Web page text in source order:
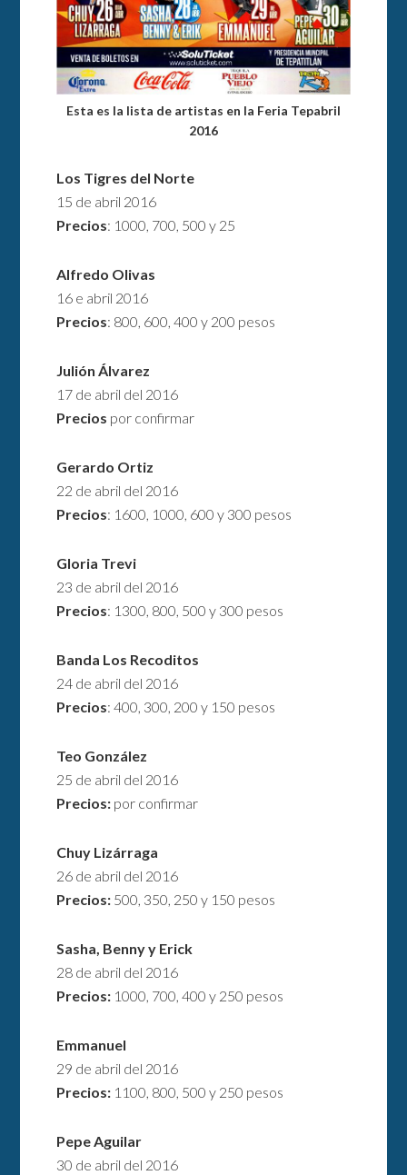
Esta es la lista de artistas en la Feria Tepabril
2016
Los Tigres del Norte
15 de abril 2016
Precios: 1000, 700, 500 y 25
Alfredo Olivas
16 e abril 2016
Precios: 800, 600, 400 y 200 pesos
Julión Álvarez
17 de abril del 2016
Precios por confirmar
Gerardo Ortiz
22 de abril del 2016
Precios: 1600, 1000, 600 y 300 pesos
Gloria Trevi
23 de abril del 2016
Precios: 1300, 800, 500 y 300 pesos
Banda Los Recoditos
24 de abril del 2016
Precios: 400, 300, 200 y 150 pesos
Teo González
25 de abril del 2016
Precios: por confirmar
Chuy Lizárraga
26 de abril del 2016
Precios: 500, 350, 250 y 150 pesos
Sasha, Benny y Erick
28 de abril del 2016
Precios: 1000, 700, 400 y 250 pesos
Emmanuel
29 de abril del 2016
Precios: 1100, 800, 500 y 250 pesos
Pepe Aguilar
30 de abril del 2016